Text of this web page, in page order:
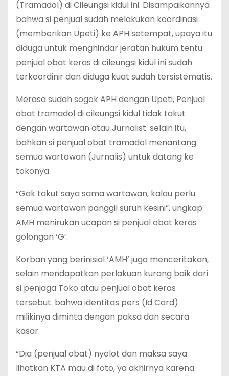
(Tramadol) di Cileungsi kidul ini. Disampaikannya
bahwa si penjual sudah melakukan koordinasi
(memberikan Upeti) ke APH setempat, upaya itu
diduga untuk menghindar jeratan hukum tentu
penjual obat keras di cileungsi kidul ini sudah
terkoordinir dan diduga kuat sudah tersistematis.
Merasa sudah sogok APH dengan Upeti, Penjual
obat tramadol di cileungsi kidul tidak takut
dengan wartawan atau Jurnalist. selain itu,
bahkan si penjual obat tramadol menantang
semua wartawan (Jurnalis) untuk datang ke
tokonya.
“Gak takut saya sama wartawan, kalau perlu
semua wartawan panggil suruh kesini”, ungkap
AMH menirukan ucapan si penjual obat keras
golongan ‘G’.
Korban yang berinisial ‘AMH’ juga menceritakan,
selain mendapatkan perlakuan kurang baik dari
si penjaga Toko atau penjual obat keras
tersebut. bahwa identitas pers (Id Card)
milikinya diminta dengan paksa dan secara
kasar.
“Dia (penjual obat) nyolot dan maksa saya
lihatkan KTA mau di foto, ya akhirnya karena